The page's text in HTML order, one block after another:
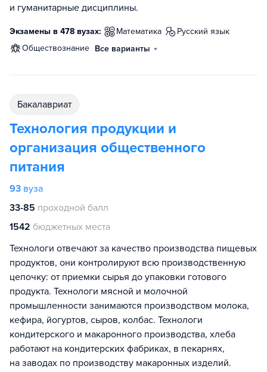
и гуманитарные дисциплины.
Экзамены в 478 вузах: математика
русский язык
обществознание Все варианты
бакалавриат
Технология продукции и
организация общественного
питания
93 вуза
33-85 проходной балл
1542 бюджетных места
Технологи отвечают за качество производства пищевых
продуктов, они контролируют всю производственную
цепочку: от приемки сырья до упаковки готового
продукта. Технологи мясной и молочной
промышленности занимаются производством молока,
кефира, йогуртов, сыров, колбас. Технологи
кондитерского и макаронного производства, хлеба
работают на кондитерских фабриках, в пекарнях,
на заводах по производству макаронных изделий.